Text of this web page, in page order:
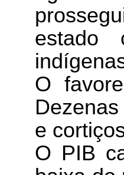
estado
O
e
O PIB